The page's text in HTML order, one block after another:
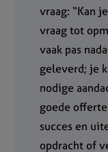
vraag: “Kan
vraag tot
vaak pas
geleverd; je
nodige
goede
succes en
opdracht of